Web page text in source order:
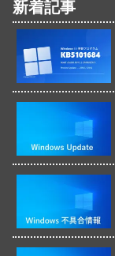
新着記事